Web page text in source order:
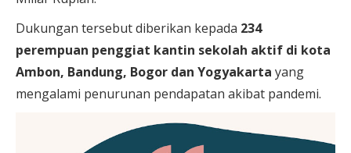
Dukungan tersebut diberikan kepada 234
perempuan penggiat kantin sekolah aktif di kota
Ambon, Bandung, Bogor dan Yogyakarta yang
mengalami penurunan pendapatan akibat pandemi.